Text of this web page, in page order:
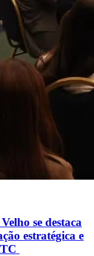
se destaca
estratégica e